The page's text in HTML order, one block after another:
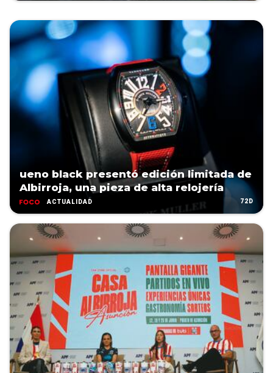
ueno black presentó edición limitada de
Albirroja, una pieza de alta relojería
ACTUALIDAD 72D